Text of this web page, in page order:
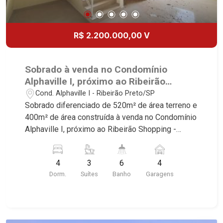
da Boa Vista | Ribeirão Preto.
R$ 2.200.000,00 V
Sobrado à venda no Condomínio
Alphaville I, próximo ao Ribeirão
Shopping - Ribeirão Preto/SP
Cond. Alphaville I - Ribeirão Preto/SP
Sobrado diferenciado de 520m² de área terreno e
400m² de área construída à venda no Condomínio
Alphaville I, próximo ao Ribeirão Shopping -
Conheça as características deste imóvel que a
Martinelli Imobiliária selecionou para você: -
520m² de área terreno e 400m² de área
4
Dorm.
3
Suítes
6
Banho
4
Garagens